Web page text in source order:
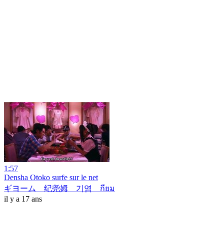
1:57
Densha Otoko surfe sur le net
ギヨーム 纪尧姆 기염 กียม
il y a 17 ans